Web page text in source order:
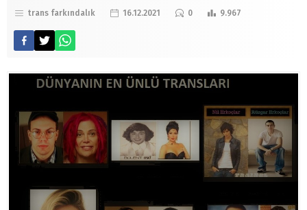
trans farkındalık 16.12.2021 0 9.967